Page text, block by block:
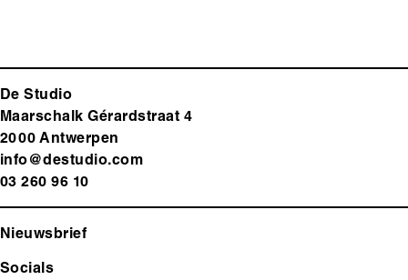
De Studio
Maarschalk Gérardstraat 4
2000 Antwerpen
info@destudio.com
03 260 96 10
Nieuwsbrief
Socials